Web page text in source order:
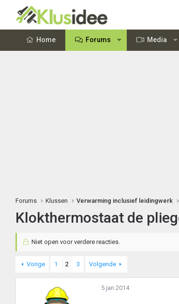
Home Forums Media
Forums Klussen Verwarming inclusief leidingwerk
Klokthermostaat de
Niet open voor verdere reacties.
Vorige 1 2 3 Volgende
5 jan 2014